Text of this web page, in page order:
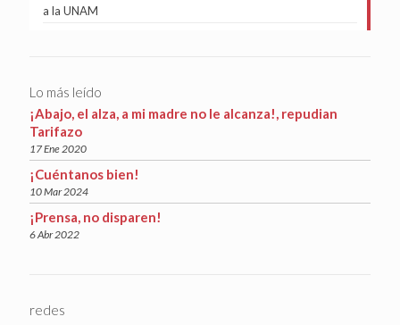
a la UNAM
Lo más leído
¡Abajo, el alza, a mi madre no le alcanza!, repudian
Tarifazo
17 Ene 2020
¡Cuéntanos bien!
10 Mar 2024
¡Prensa, no disparen!
6 Abr 2022
redes